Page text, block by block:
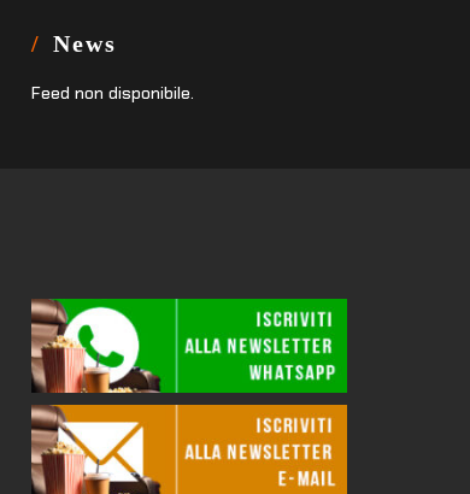
News
Feed non disponibile.